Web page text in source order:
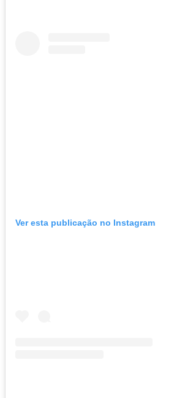
Ver esta publicação no Instagram